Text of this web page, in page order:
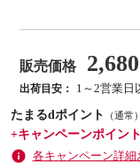
販売価格 2,680
出荷目安：
1～2営業日
たまるdポイント
（通常）
+キャンペーンポイント
各キャンペーン詳